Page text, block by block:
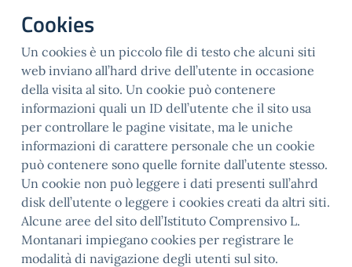
Cookies
Un cookies è un piccolo file di testo che alcuni siti
web inviano all’hard drive dell’utente in occasione
della visita al sito. Un cookie può contenere
informazioni quali un ID dell’utente che il sito usa
per controllare le pagine visitate, ma le uniche
informazioni di carattere personale che un cookie
può contenere sono quelle fornite dall’utente stesso.
Un cookie non può leggere i dati presenti sull’ahrd
disk dell’utente o leggere i cookies creati da altri siti.
Alcune aree del sito dell’Istituto Comprensivo L.
Montanari impiegano cookies per registrare le
modalità di navigazione degli utenti sul sito.